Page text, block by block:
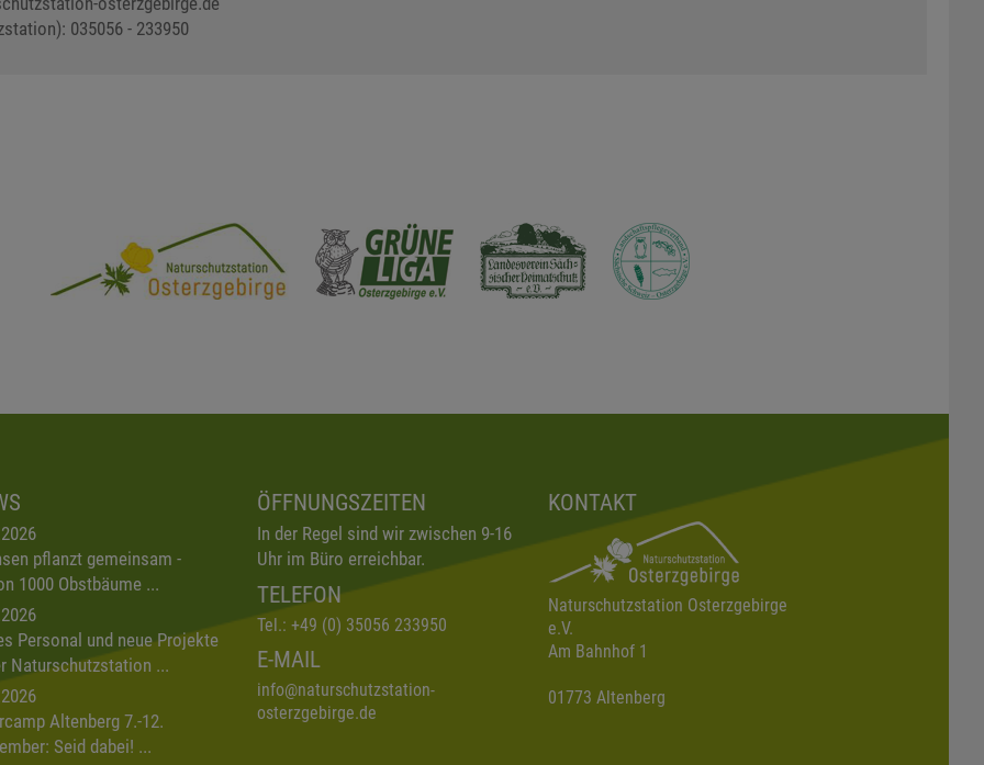
035056 - 233950
pflanzt gemeinsam -
1000 Obstbäume ...
Personal und neue Projekte
Naturschutzstation ...
Altenberg 7.-12.
Seid dabei! ...
ÖFFNUNGSZEITEN
In der Regel sind wir zwischen 9-16
Uhr im Büro erreichbar.
TELEFON
Tel.: +49 (0) 35056 233950
E-MAIL
info@naturschutzstation-
osterzgebirge.de
KONTAKT
Naturschutzstation Osterzgebirge
e.V.
Am Bahnhof 1
01773 Altenberg